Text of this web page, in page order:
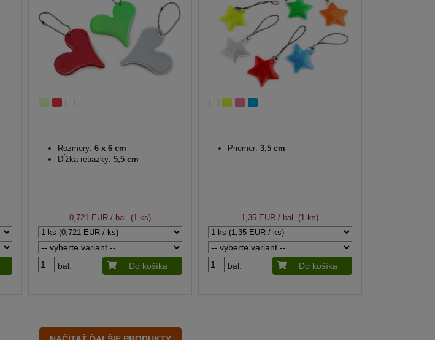
Rozmery: 6 x 6 cm
Dĺžka retiazky: 5,5 cm
0,721 EUR/ bal. (1 ks)
bal. Do košíka
Priemer: 3,5 cm
1,35 EUR / bal. (1 ks)
bal. Do košíka